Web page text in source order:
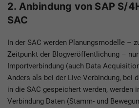
2. Anbindung von SAP S/
SAC
In der SAC werden Planungsmodelle –
Zeitpunkt der Blogveröffentlichung –
Importverbindung (auch Data
Anders als bei der Live-Verbindung, bei
in die SAC gespeichert werden, werden
Verbindung Daten (Stamm- und